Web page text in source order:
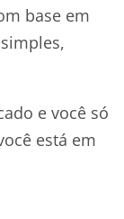
base em
e você só
está em